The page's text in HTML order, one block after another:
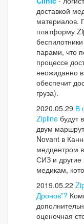
доставкой
материалов.
платформу
парами, что
процессе
неожиданно
обеспечит
груза).
2020.05.29 В
Zipline будут
двум
Novant в
медцентром
СИЗ и
медикам,
2019.05.22
Дронов”?
оценочная